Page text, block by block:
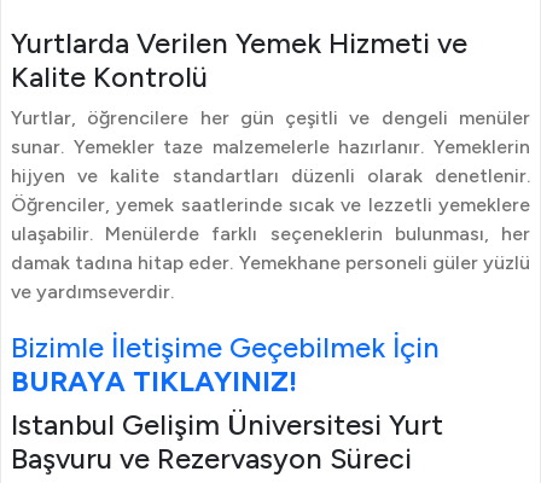
Yurtlarda Verilen Yemek Hizmeti ve
Kalite Kontrolü
Yurtlar, öğrencilere her gün çeşitli ve dengeli menüler
sunar. Yemekler taze malzemelerle hazırlanır. Yemeklerin
hijyen ve kalite standartları düzenli olarak denetlenir.
Öğrenciler, yemek saatlerinde sıcak ve lezzetli yemeklere
ulaşabilir. Menülerde farklı seçeneklerin bulunması, her
damak tadına hitap eder. Yemekhane personeli güler yüzlü
ve yardımseverdir.
Bizimle İletişime Geçebilmek İçin
BURAYA TIKLAYINIZ!
Istanbul Gelişim Üniversitesi Yurt
Başvuru ve Rezervasyon Süreci